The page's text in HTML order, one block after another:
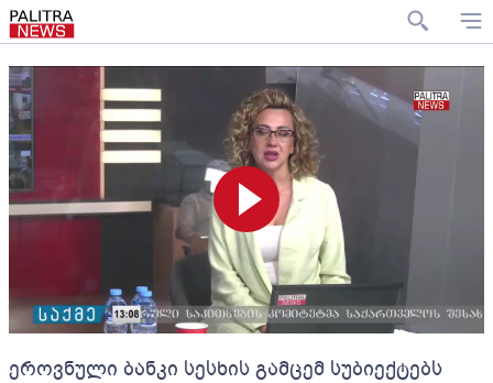
ეროვნული ბანკი სესხის გამცემ სუბიექტებს